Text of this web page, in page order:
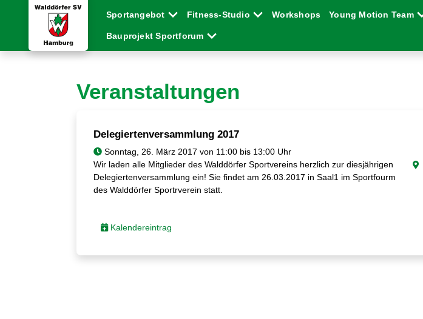
Sportangebot Fitness-Studio Workshops Young Motion Team
Bauprojekt Sportforum
Veranstaltungen
Delegiertenversammlung 2017
Sonntag, 26. März 2017 von 11:00 bis 13:00 Uhr
Wir laden alle Mitglieder des Walddörfer Sportvereins herzlich zur diesjährigen
Delegiertenversammlung ein! Sie findet am 26.03.2017 in Saal1 im Sportfourm
des Walddörfer Sportrverein statt.
Kalendereintrag